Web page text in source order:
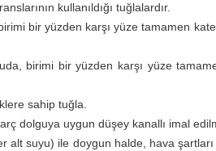
kullanıldığı tuğlalardır.
bir yüzden karşı yüze tamamen
birimi bir yüzden karşı yüze
sahip tuğla.
dolguya uygun düşey kanallı imal
alt suyu) ile doygun halde, hava